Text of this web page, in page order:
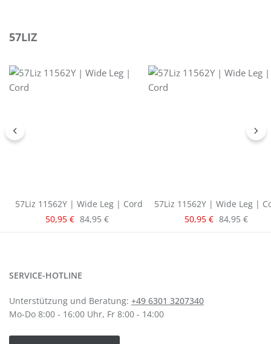
Produktgalerie überspringen
57LIZ
57Liz 11562Y | Wide Leg | Cord
Verkaufspreis:
50,95 € Regulärer Preis:
84,95 €
57Liz 11562Y | Wide Leg |
Verkaufspreis:
50,95 € Regulärer
84,95 €
SERVICE-HOTLINE
Unterstützung und Beratung: +49 6301 3207340
Mo-Do 8:00 - 16:00 Uhr, Fr 8:00 - 14:00